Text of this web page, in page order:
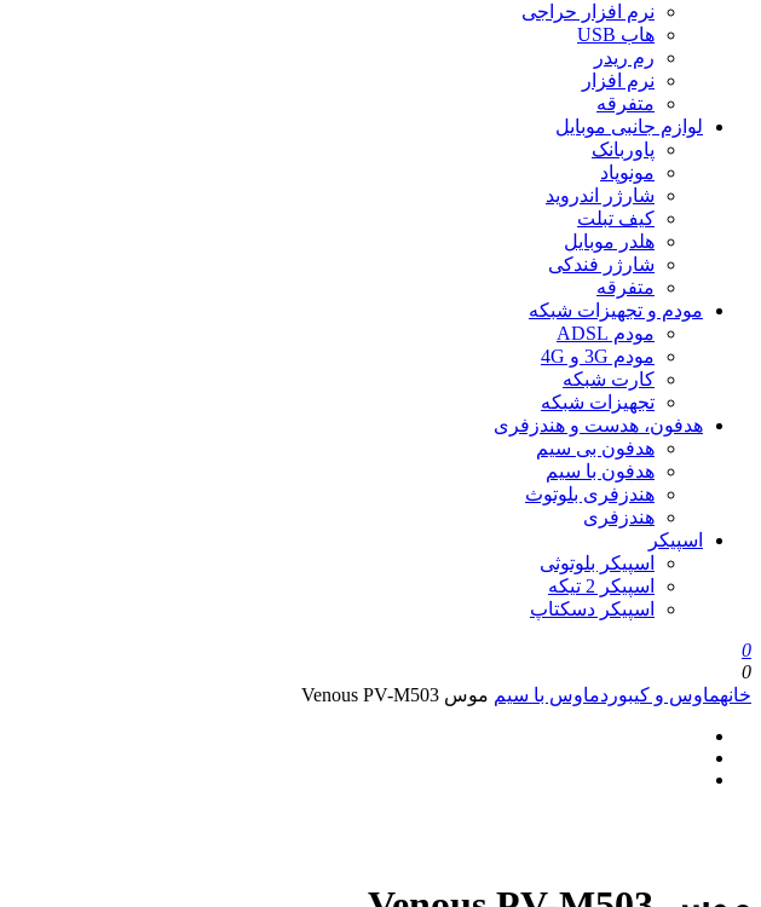
نرم افزار حراجی
هاب USB
رم ریدر
نرم افزار
متفرقه
لوازم جانبی موبایل
پاوربانک
مونوپاد
شارژر اندروید
کیف تبلت
هلدر موبایل
شارژر فندکی
متفرقه
مودم و تجهیزات شبکه
مودم ADSL
مودم 3G و 4G
کارت شبکه
تجهیزات شبکه
هدفون، هدست و هندزفری
هدفون بی سیم
هدفون با سیم
هندزفری بلوتوث
هندزفری
اسپیکر
اسپیکر بلوتوثی
اسپیکر 2 تیکه
اسپیکر دسکتاپ
0
0
خانهماوس و کیبوردماوس با سیم موس Venous PV-M503